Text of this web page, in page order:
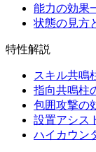
能力の効果
状態の見方
特性解説
スキル共鳴
指向共鳴柱
包囲攻撃の
設置アシス
ハイカウン